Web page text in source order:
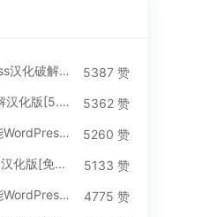
主题[5.1.12]
5387 赞
化版[5.8.2]
5362 赞
[汉化版4.4.2]
5260 赞
费持续更新]
5133 赞
[汉化版3.1.95]
4775 赞